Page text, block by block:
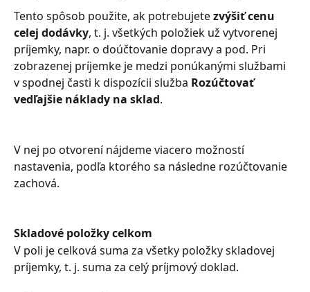
Tento spôsob použite, ak potrebujete zvýšiť cenu
celej dodávky, t. j. všetkých položiek už vytvorenej
príjemky, napr. o doúčtovanie dopravy a pod. Pri
zobrazenej príjemke je medzi ponúkanými službami
v spodnej časti k dispozícii služba Rozúčtovať
vedľajšie náklady na sklad.
V nej po otvorení nájdeme viacero možností
nastavenia, podľa ktorého sa následne rozúčtovanie
zachová.
Skladové položky celkom
V poli je celková suma za všetky položky skladovej
príjemky, t. j. suma za celý príjmový doklad.